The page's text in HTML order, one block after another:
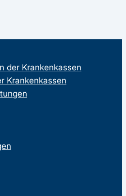
der Krankenkassen
Krankenkassen